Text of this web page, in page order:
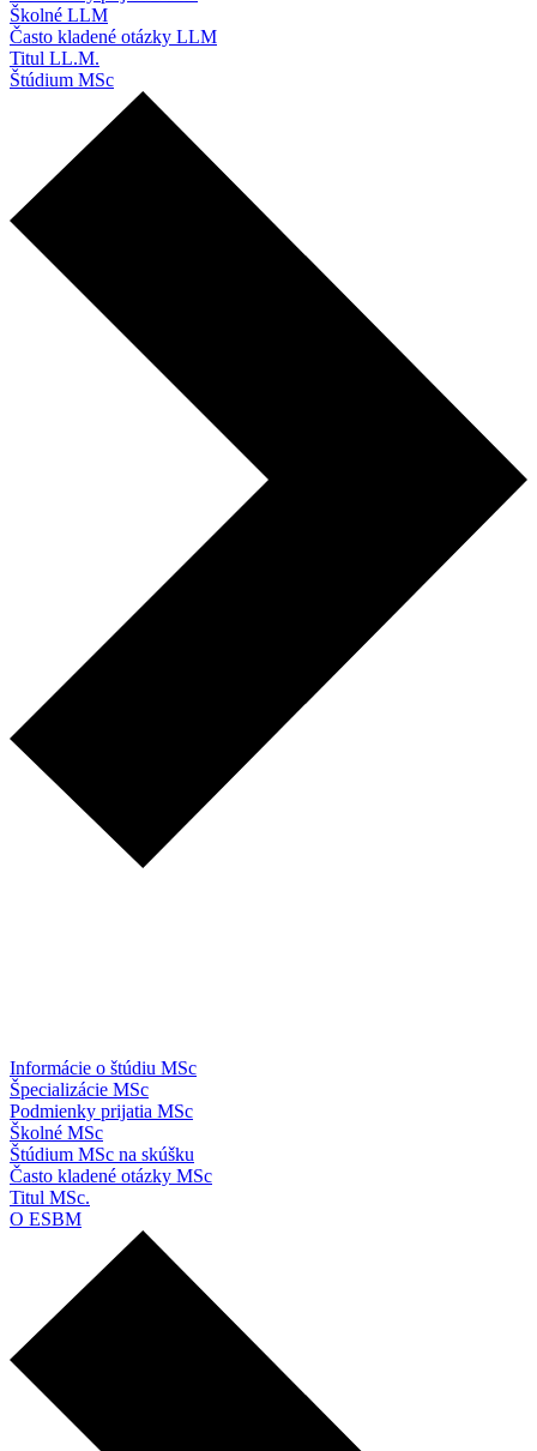
Školné LLM
Často kladené otázky LLM
Titul LL.M.
Štúdium MSc
Informácie o štúdiu MSc
Špecializácie MSc
Podmienky prijatia MSc
Školné MSc
Štúdium MSc na skúšku
Často kladené otázky MSc
Titul MSc.
O ESBM